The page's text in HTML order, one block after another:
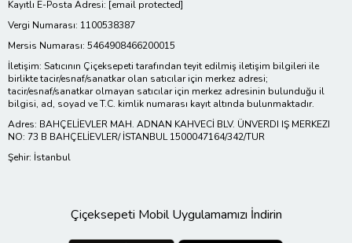
Kayıtlı E-Posta Adresi: [email protected]
Vergi Numarası: 1100538387
Mersis Numarası: 5464908466200015
İletişim: Satıcının Çiçeksepeti tarafından teyit edilmiş iletişim bilgileri ile
birlikte tacir/esnaf/sanatkar olan satıcılar için merkez adresi;
tacir/esnaf/sanatkar olmayan satıcılar için merkez adresinin bulunduğu il
bilgisi, ad, soyad ve T.C. kimlik numarası kayıt altında bulunmaktadır.
Adres: BAHÇELİEVLER MAH. ADNAN KAHVECİ BLV. ÜNVERDI IŞ MERKEZI
NO: 73 B BAHÇELİEVLER/ İSTANBUL 1500047164/342/TUR
Şehir: İstanbul
Çiçeksepeti Mobil Uygulamamızı İndirin